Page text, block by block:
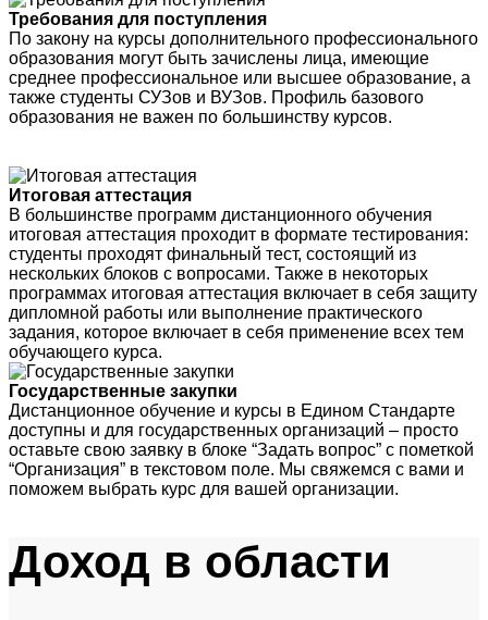
Требования для поступления
По закону на курсы дополнительного профессионального
образования могут быть зачислены лица, имеющие
среднее профессиональное или высшее образование, а
также студенты СУЗов и ВУЗов. Профиль базового
образования не важен по большинству курсов.
Итоговая аттестация
В большинстве программ дистанционного обучения
итоговая аттестация проходит в формате тестирования:
студенты проходят финальный тест, состоящий из
нескольких блоков с вопросами. Также в некоторых
программах итоговая аттестация включает в себя защиту
дипломной работы или выполнение практического
задания, которое включает в себя применение всех тем
обучающего курса.
Государственные закупки
Дистанционное обучение и курсы в Едином Стандарте
доступны и для государственных организаций – просто
оставьте свою заявку в блоке “Задать вопрос” с пометкой
“Организация” в текстовом поле. Мы свяжемся с вами и
поможем выбрать курс для вашей организации.
Доход в области